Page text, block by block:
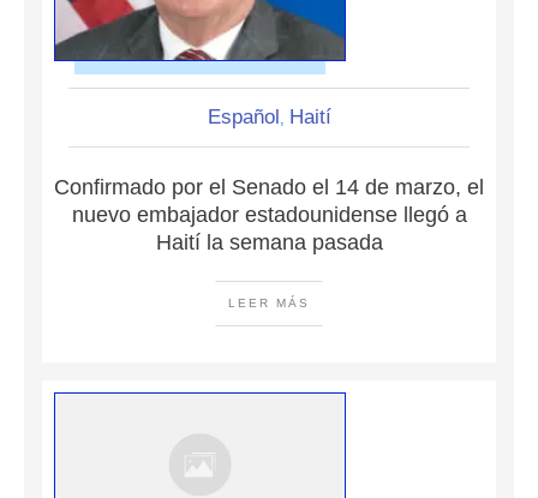
Español , Haití
Confirmado por el Senado el 14 de marzo, el
nuevo embajador estadounidense llegó a
Haití la semana pasada
LEER MÁS